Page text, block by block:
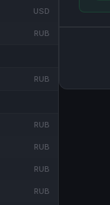
USD
RUB
RUB
RUB
RUB
RUB
RUB